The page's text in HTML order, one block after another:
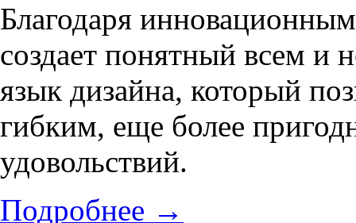
Благодаря
создает понятный всем и
язык дизайна, который
гибким, еще более
удовольствий.
Подробнее →